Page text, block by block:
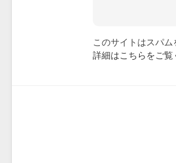
このサイトはスパム
詳細はこちらをご覧